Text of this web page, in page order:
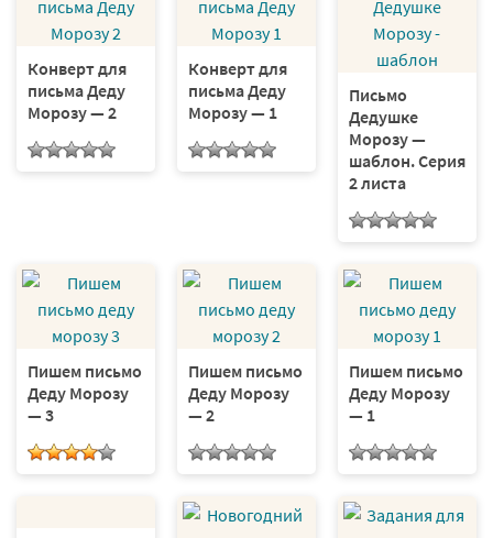
Конверт для
письма Деду
Морозу — 2
Конверт для
письма Деду
Морозу — 1
Письмо
Дедушке
Морозу —
шаблон. Серия
2 листа
Пишем письмо
Деду Морозу
— 3
Пишем письмо
Деду Морозу
— 2
Пишем письмо
Деду Морозу
— 1